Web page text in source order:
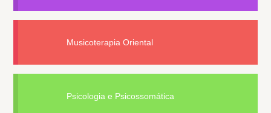
Musicoterapia Oriental
Psicologia e Psicossomática